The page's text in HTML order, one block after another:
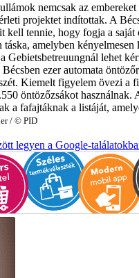
nemcsak az
projektet indítottak. A
kell tennie, hogy fogja a
amelyben
Gebietsbetreuungnál lehet
ezer automata
Kiemelt figyelem övezi a
öntözőzsákot
a fafajtáknak a listáját,
/ © PID
legyen a Google-